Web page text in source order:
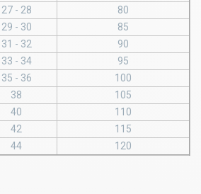
27 - 28
80
29 - 30
85
31 - 32
90
33 - 34
95
35 - 36
100
38
105
40
110
42
115
44 120